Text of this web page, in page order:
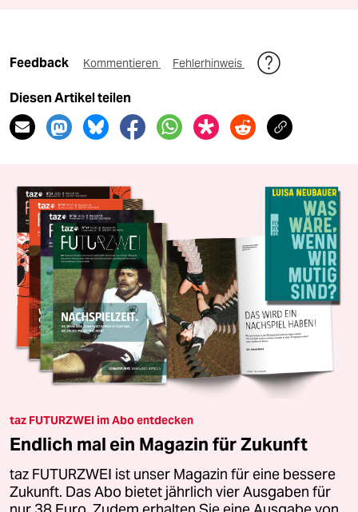
Feedback Kommentieren Fehlerhinweis
Diesen Artikel teilen
taz FUTURZWEI im Abo entdecken
Endlich mal ein Magazin für Zukunft
taz FUTURZWEI ist unser Magazin für eine bessere
Zukunft. Das Abo bietet jährlich vier Ausgaben für